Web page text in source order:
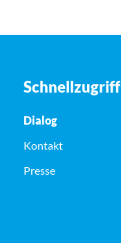
Schnellzugriff
Dialog
Kontakt
Presse